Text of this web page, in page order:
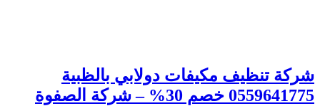
شركة تنظيف مكيفات دولابي بالظبية
0559641775 خصم 30% – شركة الصفوة